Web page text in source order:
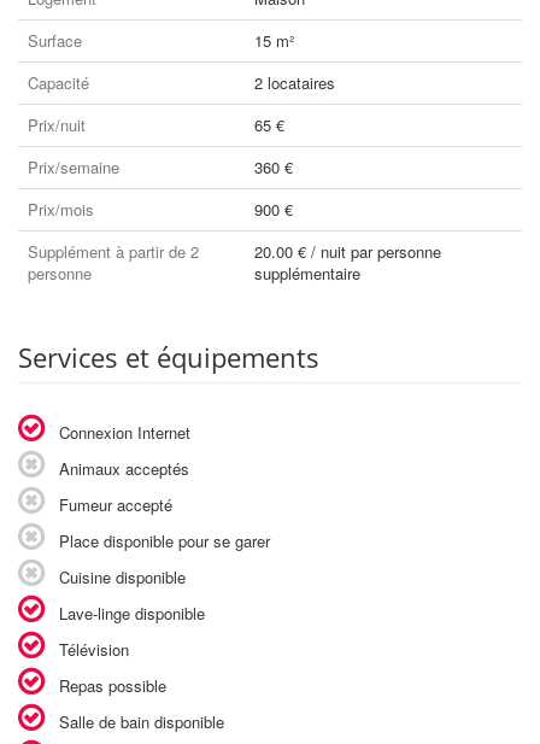
Surface
15 m²
Capacité
2 locataires
Prix/nuit
65 €
Prix/semaine
360 €
Prix/mois
900 €
Supplément à partir de 2
personne
20.00 € / nuit par personne
supplémentaire
Services et équipements
Connexion Internet
Animaux acceptés
Fumeur accepté
Place disponible pour se garer
Cuisine disponible
Lave-linge disponible
Télévision
Repas possible
Salle de bain disponible